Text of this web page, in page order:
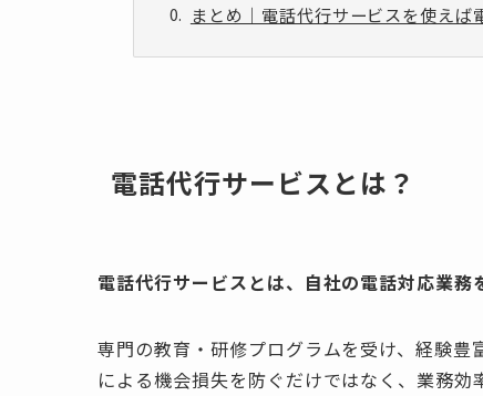
まとめ｜電話代行サービスを使えば
電話代行サービスとは？
電話代行サービスとは、自社の電話対応業務
専門の教育・研修プログラムを受け、経験
による機会損失を防ぐだけではなく、業務効